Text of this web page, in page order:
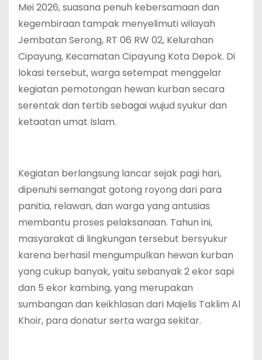
Mei 2026, suasana penuh kebersamaan dan
kegembiraan tampak menyelimuti wilayah
Jembatan Serong, RT 06 RW 02, Kelurahan
Cipayung, Kecamatan Cipayung Kota Depok. Di
lokasi tersebut, warga setempat menggelar
kegiatan pemotongan hewan kurban secara
serentak dan tertib sebagai wujud syukur dan
ketaatan umat Islam.
Kegiatan berlangsung lancar sejak pagi hari,
dipenuhi semangat gotong royong dari para
panitia, relawan, dan warga yang antusias
membantu proses pelaksanaan. Tahun ini,
masyarakat di lingkungan tersebut bersyukur
karena berhasil mengumpulkan hewan kurban
yang cukup banyak, yaitu sebanyak 2 ekor sapi
dan 5 ekor kambing, yang merupakan
sumbangan dan keikhlasan dari Majelis Taklim Al
Khoir, para donatur serta warga sekitar.